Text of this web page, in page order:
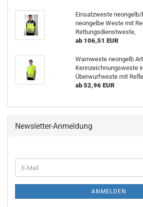
Einsatzweste
neongelbe Weste mit
Rettungsdienstweste,
ab 106,51 EUR
Warnweste neongelb
Kennzeichnungsweste
Überwurfweste mit
ab 52,96 EUR
Newsletter-Anmeldung
ZUR
E-
Mail
ANMELDEN